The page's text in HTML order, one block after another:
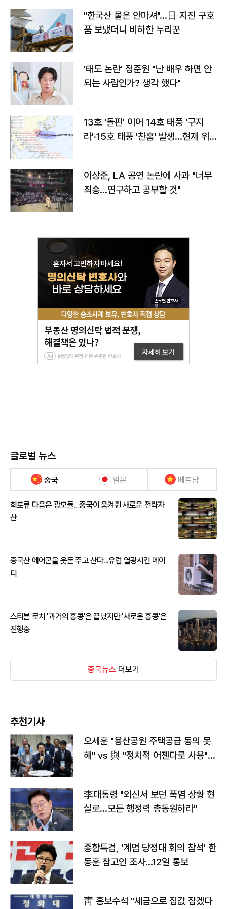
"한국산 물은 안마셔"…日 지진 구호
품 보냈더니 비하한 누리꾼
'태도 논란' 정준원 "난 배우 하면 안
되는 사람인가? 생각 했다"
13호 '돌핀' 이어 14호 태풍 '구지
라'·15호 태풍 '찬홈' 발생…현재 위
이상준, LA 공연 논란에 사과 "너무
죄송…연구하고 공부할 것"
글로벌 뉴스
중국 일본 베트남
희토류 다음은 광모듈…중국이 움켜쥔 새로운 전략자
산
중국산 에어콘을 웃돈 주고 산다...유럽 열광시킨 메이
디
스티븐 로치 '과거의 홍콩'은 끝났지만 '새로운 홍콩'은
진행중
중국뉴스 더보기
추천기사
오세훈 "용산공원 주택공급 동의 못
해" vs 與 "정치적 어젠다로 사용"
李대통령 "외신서 보던 폭염 상황 현
실로…모든 행정력 총동원하라"
종합특검, '계엄 당정대 회의 참석' 한
동훈 참고인 조사...12일 통보
靑 홍보수석 "세금으로 집값 잡겠다